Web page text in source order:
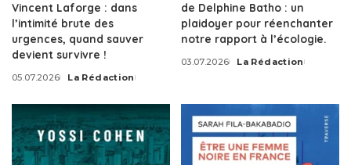
Vincent Laforge : dans
l’intimité brute des
urgences, quand sauver
devient survivre !
05.07.2026
Posted
La Rédaction
de Delphine Batho : un
plaidoyer pour réenchanter
notre rapport à l’écologie.
03.07.2026
Posted
La Rédaction